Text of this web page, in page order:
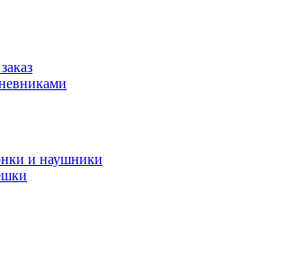
и наушники